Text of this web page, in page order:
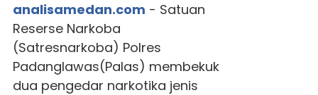
analisamedan.com - Satuan
Reserse Narkoba
(Satresnarkoba) Polres
Padanglawas(Palas) membekuk
dua pengedar narkotika jenis